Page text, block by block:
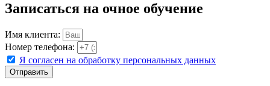
Записаться на очное обучение
Имя клиента:
Номер телефона:
Я согласен на обработку персональных данных
Отправить